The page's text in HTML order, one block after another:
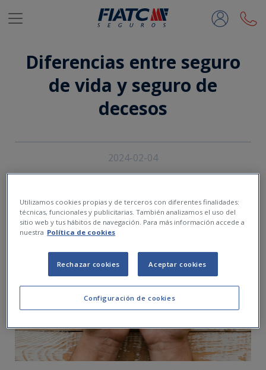
Saltar al contenido principal
Diferencias entre seguro
de vida y seguro de
decesos
2024-02-04
Utilizamos cookies propias y de terceros con diferentes finalidades:
técnicas, funcionales y publicitarias. También analizamos el uso del
sitio web y tus hábitos de navegación. Para más información accede a
nuestra Política de cookies
Configuración de cookies
Rechazar cookies Aceptar cookies